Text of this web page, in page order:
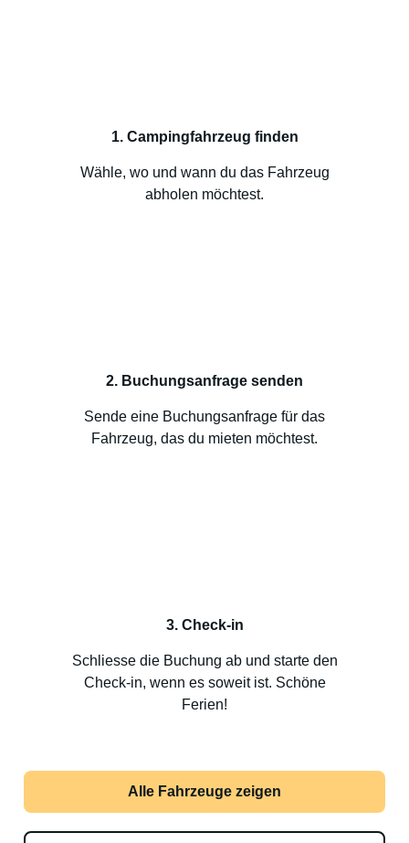
1. Campingfahrzeug finden
Wähle, wo und wann du das Fahrzeug
abholen möchtest.
2. Buchungsanfrage senden
Sende eine Buchungsanfrage für das
Fahrzeug, das du mieten möchtest.
3. Check-in
Schliesse die Buchung ab und starte den
Check-in, wenn es soweit ist. Schöne
Ferien!
Alle Fahrzeuge zeigen